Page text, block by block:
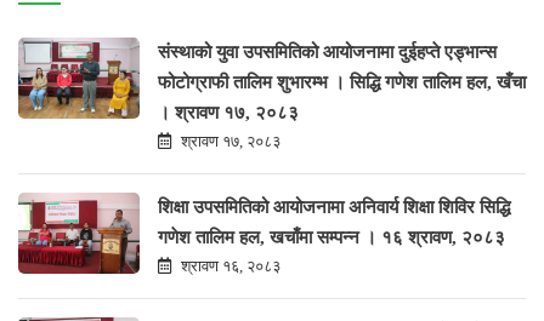
संस्थाको युवा उपसमितिको आयोजनामा दुईहप्ते एड्भान्स
फोटोग्राफी तालिम शुभारम्भ । सिद्धि गणेश तालिम हल, खँचा
। श्रावण १७, २०८३
श्रावण १७, २०८३
शिक्षा उपसमितिको आयोजनामा अनिवार्य शिक्षा शिविर सिद्धि
गणेश तालिम हल, खचाँमा सम्पन्न । १६ श्रावण, २०८३
श्रावण १६, २०८३